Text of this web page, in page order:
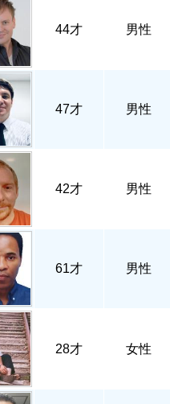
44才 男性
47才 男性
42才 男性
61才 男性
28才 女性